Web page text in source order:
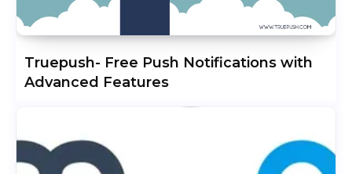
Truepush- Free Push Notifications with
Advanced Features